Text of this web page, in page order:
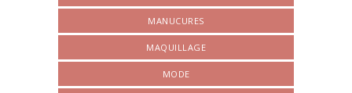
MANUCURES
MAQUILLAGE
MODE